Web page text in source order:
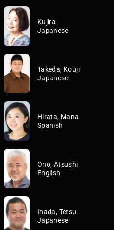
Kujira
Japanese
Takeda, Kouji
Japanese
Hirata, Mana
Spanish
Ono, Atsushi
English
Inada, Tetsu
Japanese